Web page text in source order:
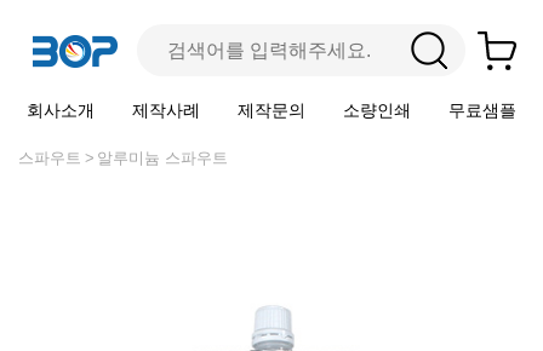
회사소개 제작사례 제작문의 소량인쇄 무료샘플
스파우트 알루미늄 스파우트